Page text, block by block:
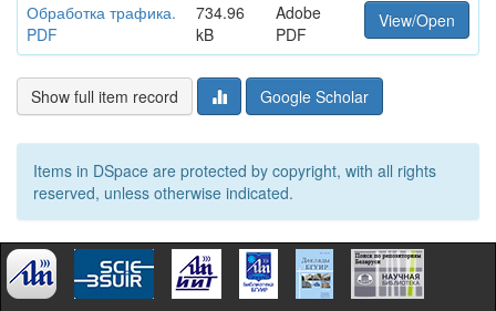
Обработка трафика.
PDF
734.96
kB
Adobe
PDF
View/Open
Show full item record Google Scholar
Items in DSpace are protected by copyright, with all rights
reserved, unless otherwise indicated.